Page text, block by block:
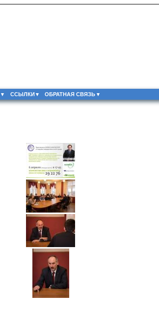
ССЫЛКИ ОБРАТНАЯ СВЯЗЬ